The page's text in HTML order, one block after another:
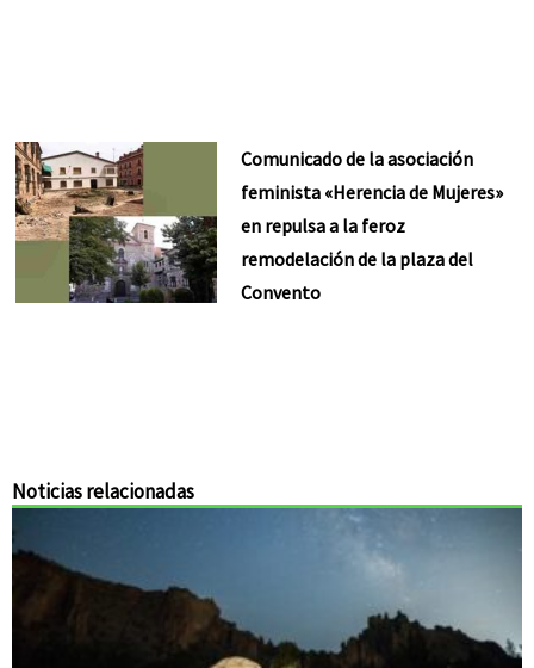
Comunicado de la asociación
feminista «Herencia de Mujeres»
en repulsa a la feroz
remodelación de la plaza del
Convento
Noticias relacionadas